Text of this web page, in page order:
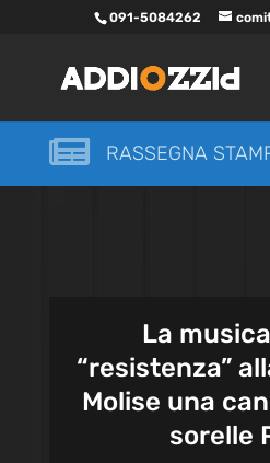
091-5084262
 RASSEGNA
La
“resistenza”
Molise una
sorelle